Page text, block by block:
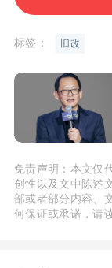
这并非过誉
化为解决方
刻板印象。
的是增加
和未来的社
区域公司党
的这本账，
求短期利润
标签： 旧改
免责声明：本文仅
创性以及文中陈述
部或者部分内容、
何保证或承诺，请